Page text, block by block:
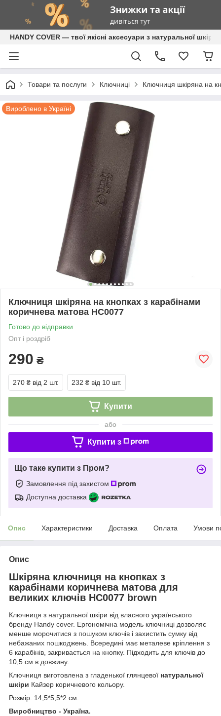
HANDY COVER — твої якісні аксесуари з натуральної шкіри
Товари та послуги Ключниці Ключниця шкіряна на
Вироблено в Україні
Ключниця шкіряна на кнопках з карабінами
коричнева матова HC0077
Готово до відправки
Опт і роздріб
290 ₴
270 ₴ від 2 шт. 232 ₴ від 10 шт.
Купити
або
Купити з
Що таке купити з Пром?
Замовлення під захистом
Доступна доставка
Опис Характеристики Доставка Оплата Умови
Опис
Шкіряна ключниця на кнопках з
карабінами коричнева матова для
великих ключів HC0077 brown
Ключниця з натуральної шкіри від власного українського
бренду Handy cover. Ергономічна модель ключниці дозволяє
менше морочитися з пошуком ключів і захистить сумку від
небажаних пошкоджень. Всередині має металеве кріплення з
6 карабінів, закривається на кнопку. Підходить для ключів до
10,5 см в довжину.
Ключниця виготовлена з гладенької глянцевої натуральної
шкіри Кайзер коричневого кольору.
Розмір: 14,5*5,5*2 см.
Виробництво - Україна.